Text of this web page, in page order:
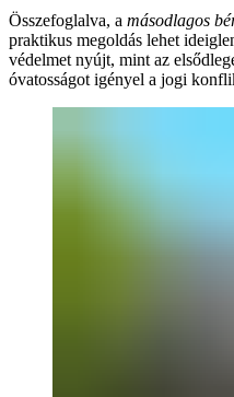
Összefoglalva, a másodlagos
praktikus megoldás lehet
védelmet nyújt, mint az
óvatosságot igényel a jogi